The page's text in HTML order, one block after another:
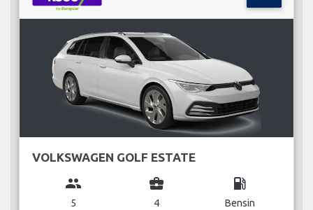
VOLKSWAGEN GOLF ESTATE
group
5
business_center
4
local_gas_station
Bensin